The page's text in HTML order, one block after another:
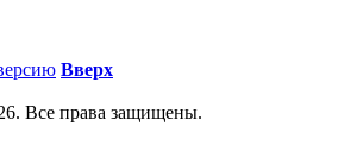
Вверх
Все права защищены.